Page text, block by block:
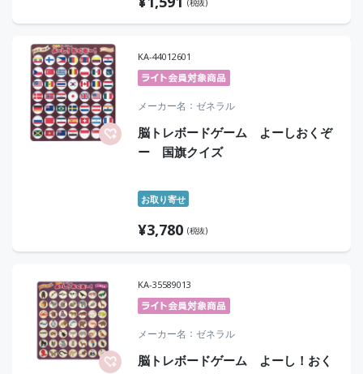
(税抜)
KA-44012601
メーカー名 ゼネラル
脳トレボードゲーム よーしおくぞ
ー 国旗クイズ
お取り寄せ
¥3,780 (税抜)
KA-35589013
メーカー名 ゼネラル
脳トレボードゲーム よーし！おく